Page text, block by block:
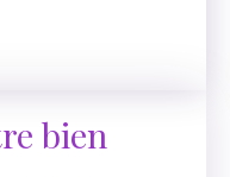
bien